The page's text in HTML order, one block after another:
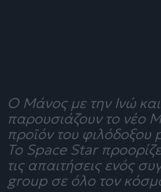
O Μάνος με την Ινώ
παρουσιάζουν το νέο
προϊόν του
Το Space Star
τις απαιτήσεις ενός
group σε όλο τον